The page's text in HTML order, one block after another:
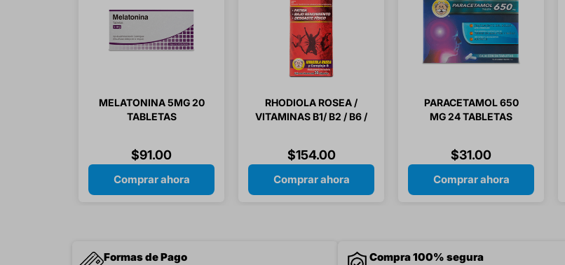
MELATONINA 5MG 20
TABLETAS
$91.00
Comprar ahora
RHODIOLA ROSEA /
VITAMINAS B1/ B2 / B6 /
$154.00
Comprar ahora
PARACETAMOL 650
MG 24 TABLETAS
$31.00
Comprar ahora
Formas de Pago
Compra 100% segura